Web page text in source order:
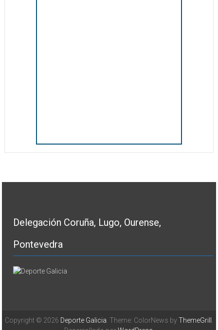
Delegación Coruña, Lugo, Ourense,
Pontevedra
Copyright © 2026 Deporte Galicia . Theme: ColorNews byThemeGrill